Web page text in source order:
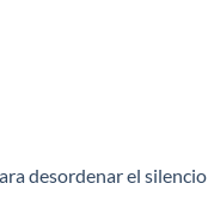
desordenar el silencio